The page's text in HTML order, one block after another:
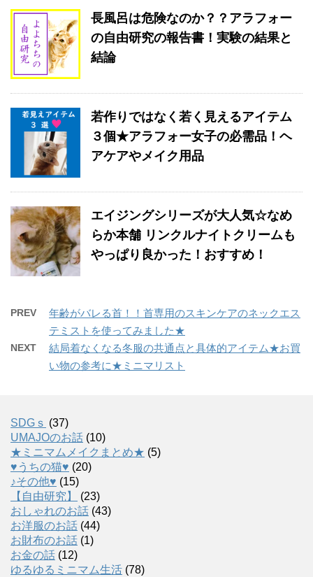
長風呂は危険なのか？？アラフォー
の自由研究の報告書！実験の結果と
結論
若作りではなく若く見えるアイテム
３個★アラフォー女子の必需品！ヘ
アケアやメイク用品
エイジングシリーズが大人気☆なめ
らか本舗 リンクルナイトクリームも
やっぱり良かった！おすすめ！
PREV
年齢がバレる首！！首専用のスキンケアのネックエス
テミストを使ってみました★
NEXT
結局着なくなる冬服の共通点と具体的アイテム★お買
い物の参考に★ミニマリスト
SDGｓ (37)
UMAJOのお話 (10)
★ミニマムメイクまとめ★ (5)
♥うちの猫♥ (20)
♪その他♥ (15)
【自由研究】
(23)
おしゃれのお話 (43)
お洋服のお話 (44)
お財布のお話 (1)
お金の話 (12)
ゆるゆるミニマム生活 (78)